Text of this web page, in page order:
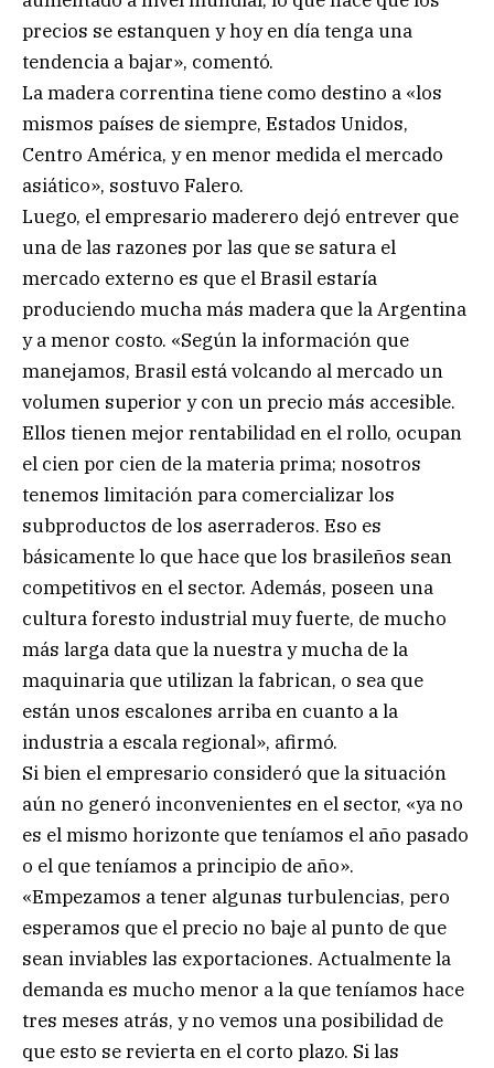
precios se estanquen y hoy en día tenga una
tendencia a bajar», comentó.
La madera correntina tiene como destino a «los
mismos países de siempre, Estados Unidos,
Centro América, y en menor medida el mercado
asiático», sostuvo Falero.
Luego, el empresario maderero dejó entrever que
una de las razones por las que se satura el
mercado externo es que el Brasil estaría
produciendo mucha más madera que la Argentina
y a menor costo. «Según la información que
manejamos, Brasil está volcando al mercado un
volumen superior y con un precio más accesible.
Ellos tienen mejor rentabilidad en el rollo, ocupan
el cien por cien de la materia prima; nosotros
tenemos limitación para comercializar los
subproductos de los aserraderos. Eso es
básicamente lo que hace que los brasileños sean
competitivos en el sector. Además, poseen una
cultura foresto industrial muy fuerte, de mucho
más larga data que la nuestra y mucha de la
maquinaria que utilizan la fabrican, o sea que
están unos escalones arriba en cuanto a la
industria a escala regional», afirmó.
Si bien el empresario consideró que la situación
aún no generó inconvenientes en el sector, «ya no
es el mismo horizonte que teníamos el año pasado
o el que teníamos a principio de año».
«Empezamos a tener algunas turbulencias, pero
esperamos que el precio no baje al punto de que
sean inviables las exportaciones. Actualmente la
demanda es mucho menor a la que teníamos hace
tres meses atrás, y no vemos una posibilidad de
que esto se revierta en el corto plazo. Si las